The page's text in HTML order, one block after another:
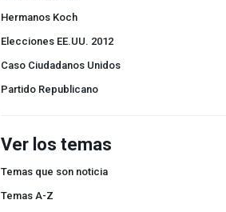
Hermanos Koch
Elecciones EE.UU. 2012
Caso Ciudadanos Unidos
Partido Republicano
Ver los temas
Temas que son noticia
Temas A-Z